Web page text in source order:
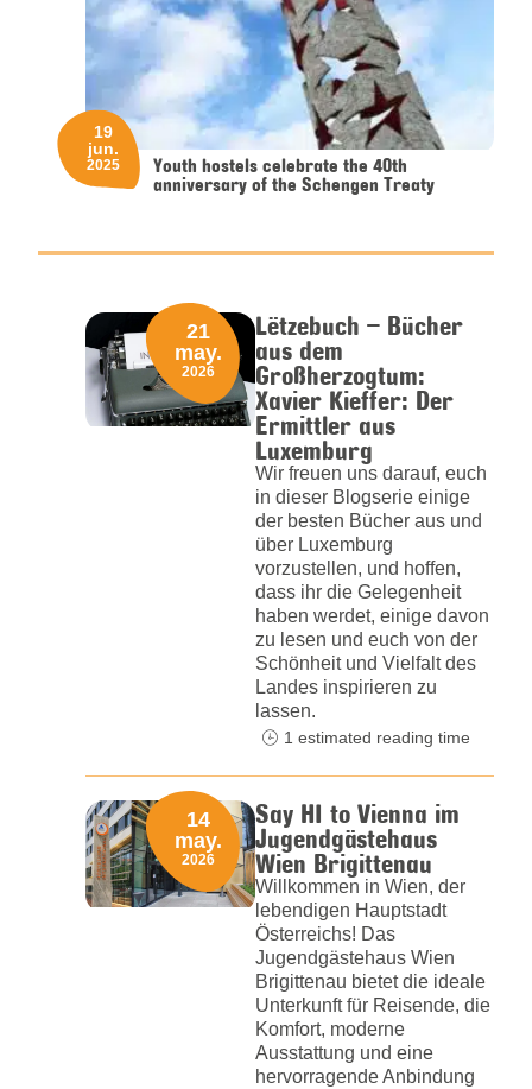
Youth hostels celebrate the 40th
anniversary of the Schengen Treaty
19
jun.
2025
Lëtzebuch – Bücher
aus dem
Großherzogtum:
Xavier Kieffer: Der
Ermittler aus
Luxemburg
Wir freuen uns darauf, euch
in dieser Blogserie einige
der besten Bücher aus und
über Luxemburg
vorzustellen, und hoffen,
dass ihr die Gelegenheit
haben werdet, einige davon
zu lesen und euch von der
Schönheit und Vielfalt des
Landes inspirieren zu
lassen.
21
may.
2026
1 estimated reading time
Say HI to Vienna im
Jugendgästehaus
Wien Brigittenau
Willkommen in Wien, der
lebendigen Hauptstadt
Österreichs! Das
Jugendgästehaus Wien
Brigittenau bietet die ideale
Unterkunft für Reisende, die
Komfort, moderne
Ausstattung und eine
hervorragende Anbindung
14
may.
2026